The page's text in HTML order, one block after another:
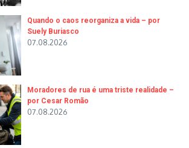
Quando o caos reorganiza a vida – por
Suely Buriasco
07.08.2026
Moradores de rua é uma triste realidade –
por Cesar Romão
07.08.2026